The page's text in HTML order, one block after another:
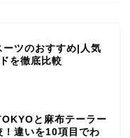
ーツのおすすめ|人気
を徹底比較
と麻布テーラー
！違いを10項目でわ